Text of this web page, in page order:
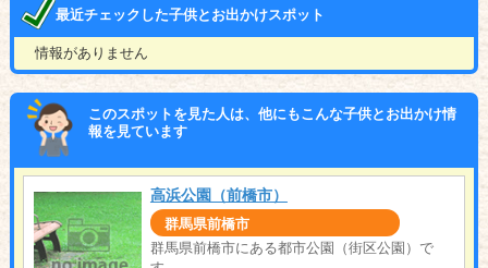
最近チェックした子供とお出かけスポット
情報がありません
このスポットを見た人は、他にもこんな子供とお出かけ情
報を見ています
高浜公園（前橋市）
群馬県前橋市
群馬県前橋市にある都市公園（街区公園）で